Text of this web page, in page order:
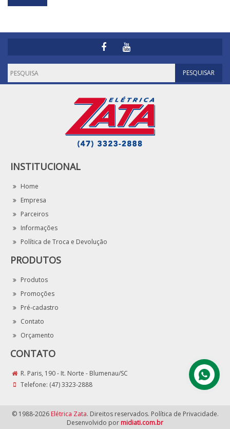
INSTITUCIONAL
Home
Empresa
Parceiros
Informações
Política de Troca e Devolução
PRODUTOS
Produtos
Promoções
Pré-cadastro
Contato
Orçamento
CONTATO
R. Paris, 190 - It. Norte - Blumenau/SC
Telefone: (47) 3323-2888
© 1988-2026 Elétrica Zata. Direitos reservados. Política de Privacidade.
Desenvolvido por midiati.com.br